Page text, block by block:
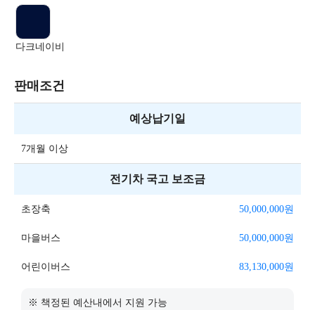
다크네이비
판매조건
예상납기일
7개월 이상
전기차 국고 보조금
초장축 50,000,000원
마을버스 50,000,000원
어린이버스 83,130,000원
※ 책정된 예산내에서 지원 가능